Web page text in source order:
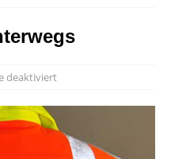
deaktiviert